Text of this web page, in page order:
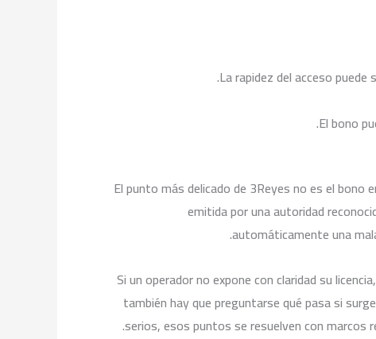
La rapidez del acceso puede
El bono
El punto más delicado de 3Reyes no es el bono
emitida por una autoridad
automáticamente una
Si un operador no expone con claridad su
también hay que preguntarse qué pasa si
serios, esos puntos se resuelven con marcos